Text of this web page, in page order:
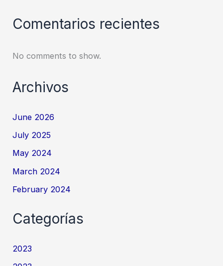
Comentarios recientes
No comments to show.
Archivos
June 2026
July 2025
May 2024
March 2024
February 2024
Categorías
2023